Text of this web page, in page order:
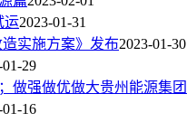
运2023-01-31
造实施方案》发布2023-01-30
01-29
做强做优做大贵州能源集团
01-16